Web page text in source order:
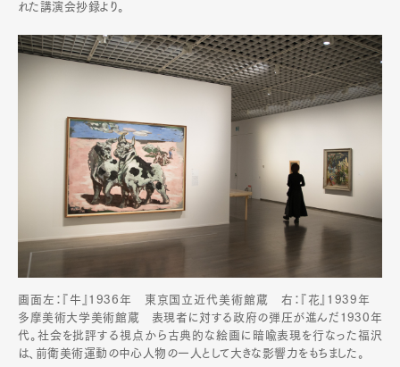
れた講演会抄録より。
画面左：『牛』1936年 東京国立近代美術館蔵 右：『花』1939年
多摩美術大学美術館蔵 表現者に対する政府の弾圧が進んだ1930年
代。社会を批評する視点から古典的な絵画に暗喩表現を行なった福沢
は、前衛美術運動の中心人物の一人として大きな影響力をもちました。